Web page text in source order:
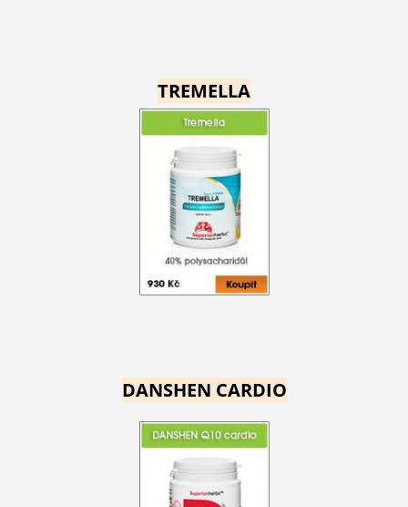
TREMELLA
DANSHEN CARDIO